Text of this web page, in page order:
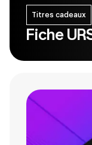
Titres cadeaux
Fiche